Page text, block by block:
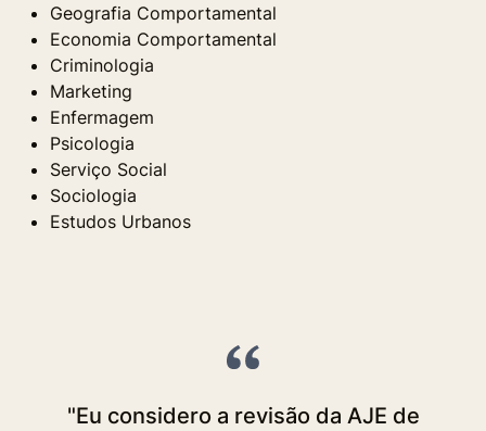
Geografia Comportamental
Economia Comportamental
Criminologia
Marketing
Enfermagem
Psicologia
Serviço Social
Sociologia
Estudos Urbanos
"Eu considero a revisão da AJE de